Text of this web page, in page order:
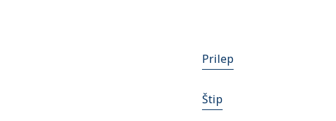
Prilep
Štip